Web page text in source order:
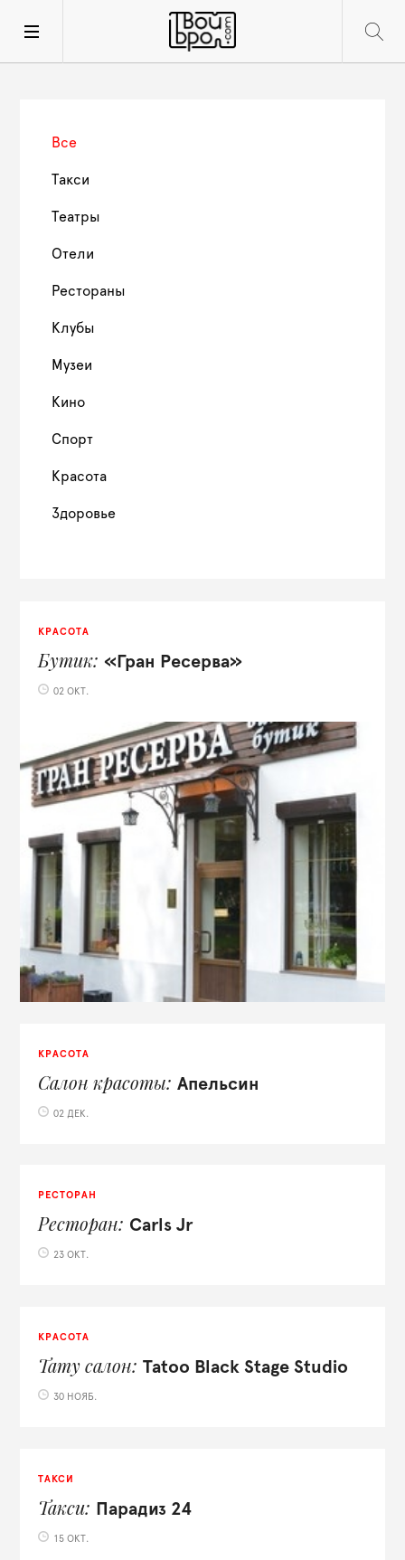
Все
Такси
Театры
Отели
Рестораны
Клубы
Музеи
Кино
Спорт
Красота
Здоровье
КРАСОТА
Бутик «Гран Ресерва»
02 ОКТ.
КРАСОТА
Салон красоты Апельсин
02 ДЕК.
РЕСТОРАН
Ресторан Carls Jr
23 ОКТ.
КРАСОТА
Тату салон Tatoo Black Stage Studio
30 НОЯБ.
ТАКСИ
Такси Парадиз 24
15 ОКТ.